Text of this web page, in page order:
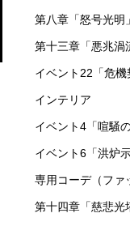
第八章「怒号光明」
第十三章「悪兆渦
イベント22「危機
インテリア
イベント4「喧騒の
イベント6「洪炉示
専用コーデ（ファ
第十四章「慈悲光